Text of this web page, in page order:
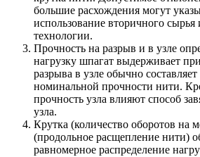
большие расхождения могут
использование вторичного
технологии.
Прочность на разрыв и в узле
нагрузку шпагат выдерживает
разрыва в узле обычно
номинальной прочности нити.
прочность узла влияют способ
узла.
Крутка (количество оборотов на
(продольное расщепление нити)
равномерное распределение